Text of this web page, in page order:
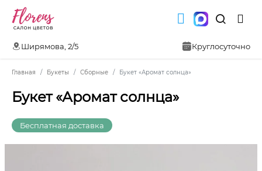
Ширямова, 2/5 Круглосуточно
Главная Букеты Сборные Букет «Аромат солнца»
Букет «Аромат солнца»
Бесплатная доставка